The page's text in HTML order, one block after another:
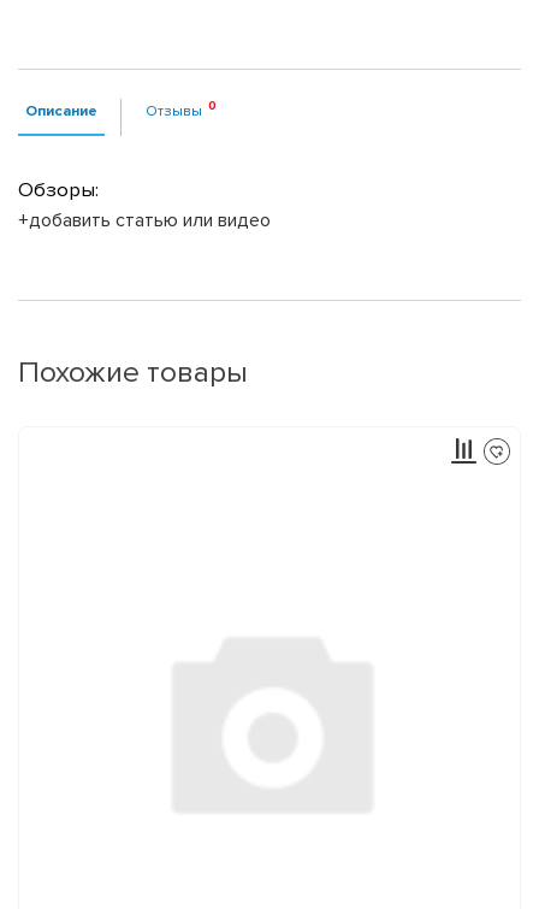
Описание Отзывы
Обзоры:
+добавить статью или видео
Похожие товары